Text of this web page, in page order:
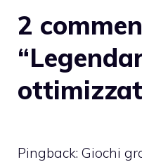
2
Pingback: Giochi